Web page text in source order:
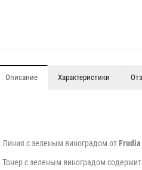
Описание Характеристики
Линия с зеленым виноградом отFrudia
Тонер с зеленым виноградом